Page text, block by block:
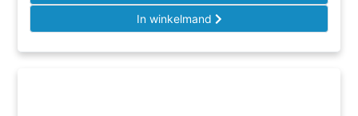
In winkelmand